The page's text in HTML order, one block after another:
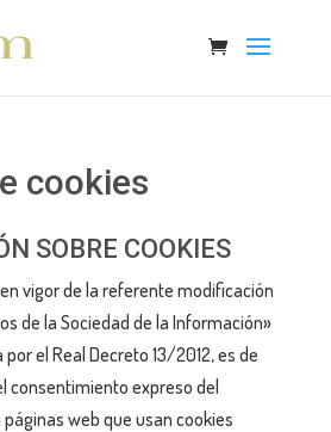
cookies
SOBRE COOKIES
vigor de la referente modificación
de la Sociedad de la Información»
por el Real Decreto 13/2012, es de
consentimiento expreso del
web que usan cookies